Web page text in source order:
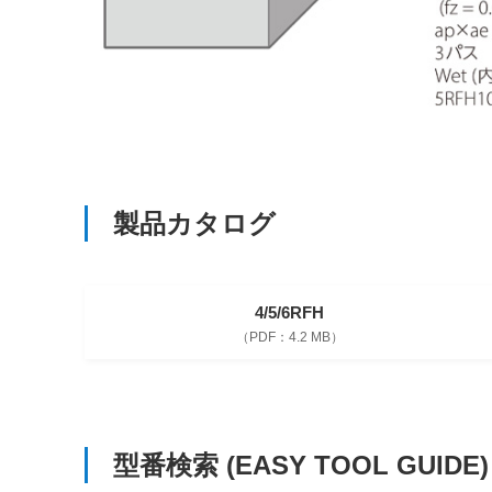
製品カタログ
4/5/6RFH
4.2 MB
型番検索 (EASY TOOL GUIDE)